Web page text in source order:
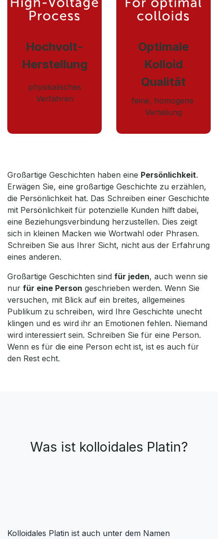
Hochvolt-
Herstellung
physikalisches
Verfahren
Optimale
Kolloid
Qualität
feine, homogene
Verteilung
Großartige Geschichten haben eine Persönlichkeit.
Erwägen Sie, eine großartige Geschichte zu erzählen,
die Persönlichkeit hat. Das Schreiben einer Geschichte
mit Persönlichkeit für potenzielle Kunden hilft dabei,
eine Beziehungsverbindung herzustellen. Dies zeigt
sich in kleinen Macken wie Wortwahl oder Phrasen.
Schreiben Sie aus Ihrer Sicht, nicht aus der Erfahrung
eines anderen.
Großartige Geschichten sind für jeden, auch wenn sie
nur für eine Person geschrieben werden. Wenn Sie
versuchen, mit Blick auf ein breites, allgemeines
Publikum zu schreiben, wird Ihre Geschichte unecht
klingen und es wird ihr an Emotionen fehlen. Niemand
wird interessiert sein. Schreiben Sie für eine Person.
Wenn es für die eine Person echt ist, ist es auch für
den Rest echt.
Was ist kolloidales Platin?
Kolloidales Platin ist auch unter dem Namen